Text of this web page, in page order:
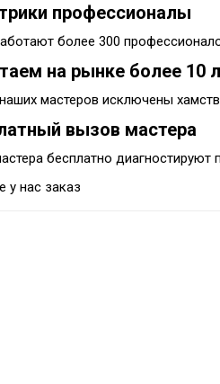
профессионалы
более 300
на рынке более 10
мастеров исключены
вызов мастера
бесплатно диагностируют
у нас заказ